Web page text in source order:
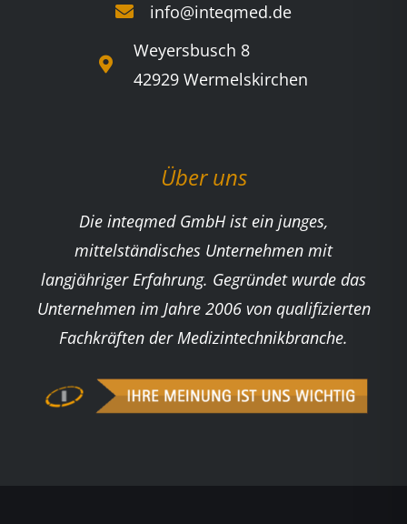
info@inteqmed.de
Weyersbusch 8
42929 Wermelskirchen
Über uns
Die inteqmed GmbH ist ein junges,
mittelständisches Unternehmen mit
langjähriger Erfahrung. Gegründet wurde das
Unternehmen im Jahre 2006 von qualifizierten
Fachkräften der Medizintechnikbranche.